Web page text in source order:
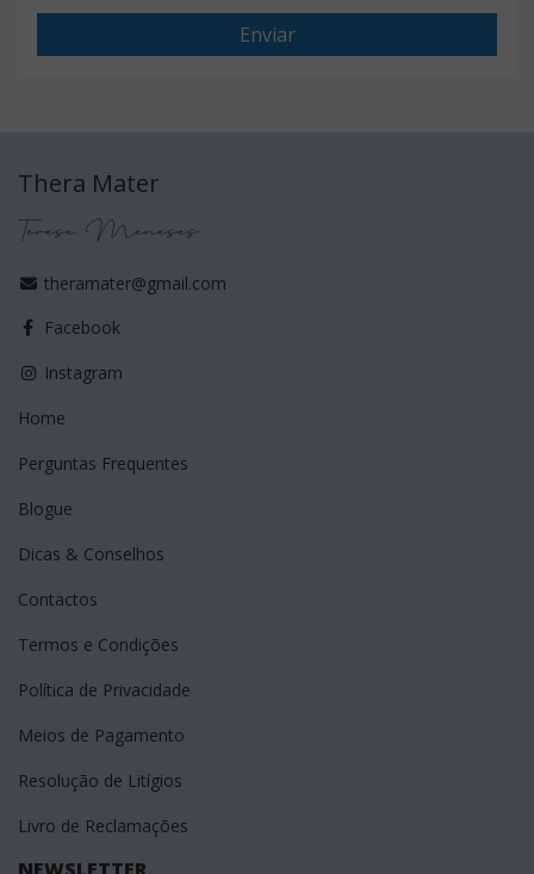
Enviar
Thera Mater
Teresa Meneses
theramater@gmail.com
Facebook
Instagram
Home
Perguntas Frequentes
Blogue
Dicas & Conselhos
Contactos
Termos e Condições
Política de Privacidade
Meios de Pagamento
Resolução de Litígios
Livro de Reclamações